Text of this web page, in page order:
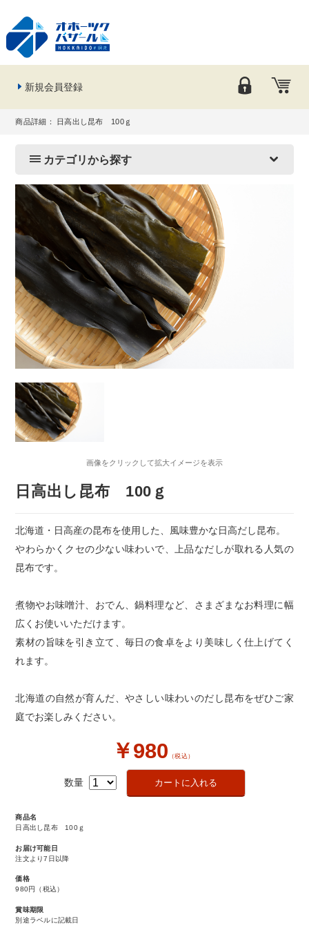
新規会員登録
商品詳細： 日高出し昆布 100ｇ
カテゴリから探す
画像をクリックして拡大イメージを表示
日高出し昆布 100ｇ
北海道・日高産の昆布を使用した、風味豊かな日高だし昆布。
やわらかくクセの少ない味わいで、上品なだしが取れる人気の
昆布です。
煮物やお味噌汁、おでん、鍋料理など、さまざまなお料理に幅
広くお使いいただけます。
素材の旨味を引き立て、毎日の食卓をより美味しく仕上げてく
れます。
北海道の自然が育んだ、やさしい味わいのだし昆布をぜひご家
庭でお楽しみください。
￥980 （税込）
数量
商品名
日高出し昆布 100ｇ
お届け可能日
注文より7日以降
価格
980円
（税込）
賞味期限
別途ラベルに記載日